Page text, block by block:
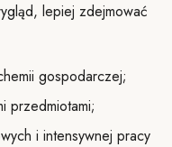
lepiej zdejmować
gospodarczej;
przedmiotami;
i intensywnej pracy